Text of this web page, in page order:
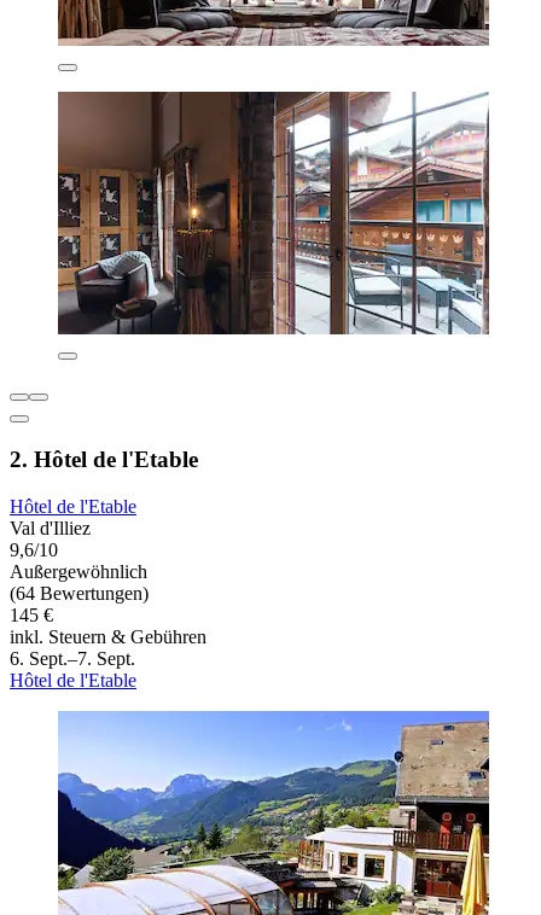
2. Hôtel de l'Etable
Hôtel de l'Etable
Val d'Illiez
9,6/10
Außergewöhnlich
(64 Bewertungen)
145 €
inkl. Steuern & Gebühren
6. Sept.–7. Sept.
Hôtel de l'Etable